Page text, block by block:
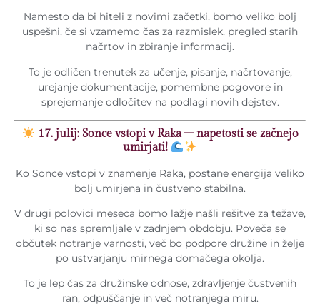
Namesto da bi hiteli z novimi začetki, bomo veliko bolj
uspešni, če si vzamemo čas za razmislek, pregled starih
načrtov in zbiranje informacij.
To je odličen trenutek za učenje, pisanje, načrtovanje,
urejanje dokumentacije, pomembne pogovore in
sprejemanje odločitev na podlagi novih dejstev.
17. julij: Sonce vstopi v Raka – napetosti se začnejo
umirjati!
Ko Sonce vstopi v znamenje Raka, postane energija veliko
bolj umirjena in čustveno stabilna.
V drugi polovici meseca bomo lažje našli rešitve za težave,
ki so nas spremljale v zadnjem obdobju. Poveča se
občutek notranje varnosti, več bo podpore družine in želje
po ustvarjanju mirnega domačega okolja.
To je lep čas za družinske odnose, zdravljenje čustvenih
ran, odpuščanje in več notranjega miru.